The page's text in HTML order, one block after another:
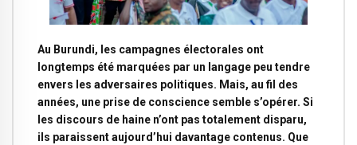
Au Burundi, les campagnes électorales ont
longtemps été marquées par un langage peu tendre
envers les adversaires politiques. Mais, au fil des
années, une prise de conscience semble s’opérer. Si
les discours de haine n’ont pas totalement disparu,
ils paraissent aujourd’hui davantage contenus. Que